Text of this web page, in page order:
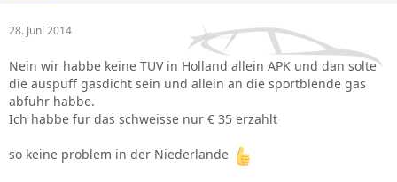
28. Juni 2014
Nein wir habbe keine TUV in Holland allein APK und dan solte
die auspuff gasdicht sein und allein an die sportblende gas
abfuhr habbe.
Ich habbe fur das schweisse nur € 35 erzahlt
so keine problem in der Niederlande